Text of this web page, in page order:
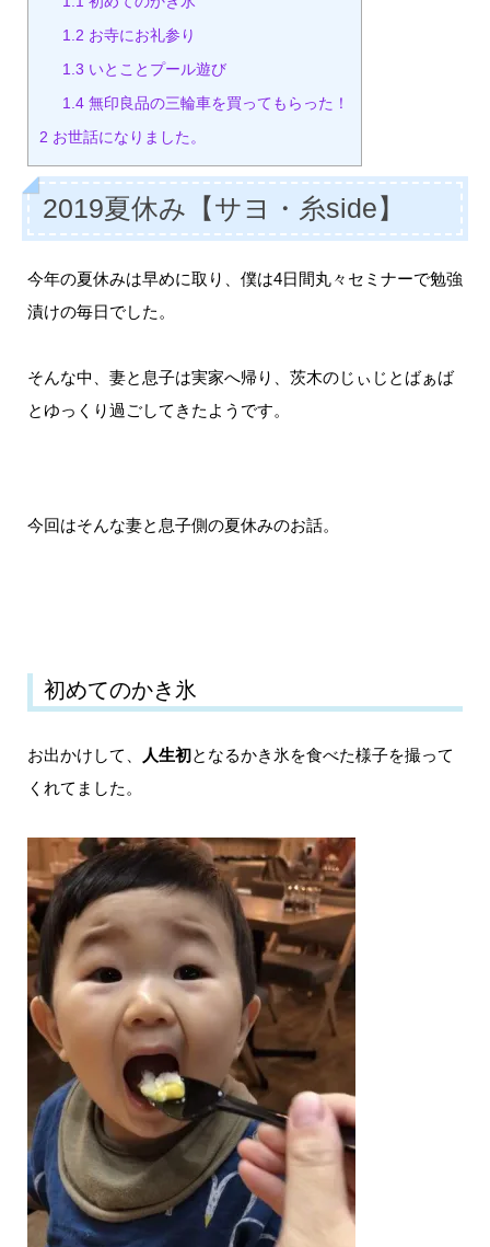
1.2 お寺にお礼参り
1.3 いとことプール遊び
1.4 無印良品の三輪車を買ってもらった！
2 お世話になりました。
2019夏休み【サヨ・糸side】
今年の夏休みは早めに取り、僕は4日間丸々セミナーで勉強
漬けの毎日でした。
そんな中、妻と息子は実家へ帰り、茨木のじぃじとばぁば
とゆっくり過ごしてきたようです。
今回はそんな妻と息子側の夏休みのお話。
初めてのかき氷
お出かけして、 人生初となるかき氷を食べた様子を撮って
くれてました。